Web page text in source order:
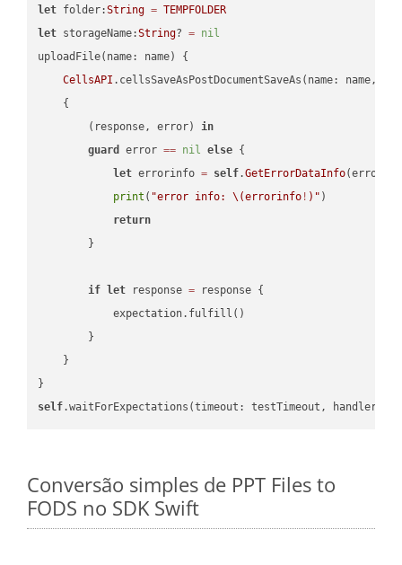
let folder:String = TEMPFOLDER
let storageName:String? = nil
uploadFile(name: name) {
CellsAPI .cellsSaveAsPostDocumentSaveAs(name:
    {
        (response, error)
in
guard
error == nil else {
let errorinfo = self.GetErrorDataInfo(error:
print ( "error info: \(errorinfo ! ) " )
return
        }
if let response = response {
            expectation.fulfill()
        }
    }
self.waitForExpectations(timeout: testTimeout, handler:
Conversão simples de PPT Files to
FODS no SDK Swift